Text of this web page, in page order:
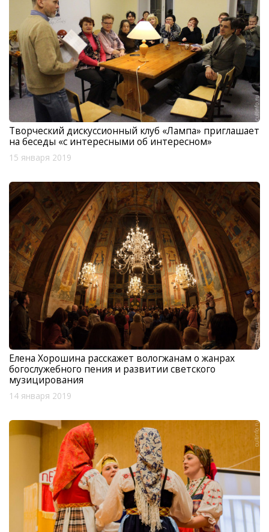
Творческий дискуссионный клуб «Лампа» приглашает
на беседы «с интересными об интересном»
15 января 2019
Елена Хорошина расскажет вологжанам о жанрах
богослужебного пения и развитии светского
музицирования
14 января 2019